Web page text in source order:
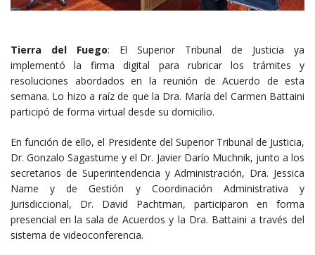
Tierra del Fuego: El Superior Tribunal de Justicia ya
implementó la firma digital para rubricar los trámites y
resoluciones abordados en la reunión de Acuerdo de esta
semana. Lo hizo a raíz de que la Dra. María del Carmen Battaini
participó de forma virtual desde su domicilio.
En función de ello, el Presidente del Superior Tribunal de Justicia,
Dr. Gonzalo Sagastume y el Dr. Javier Darío Muchnik, junto a los
secretarios de Superintendencia y Administración, Dra. Jessica
Name y de Gestión y Coordinación Administrativa y
Jurisdiccional, Dr. David Pachtman, participaron en forma
presencial en la sala de Acuerdos y la Dra. Battaini a través del
sistema de videoconferencia.